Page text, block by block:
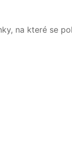
na které se